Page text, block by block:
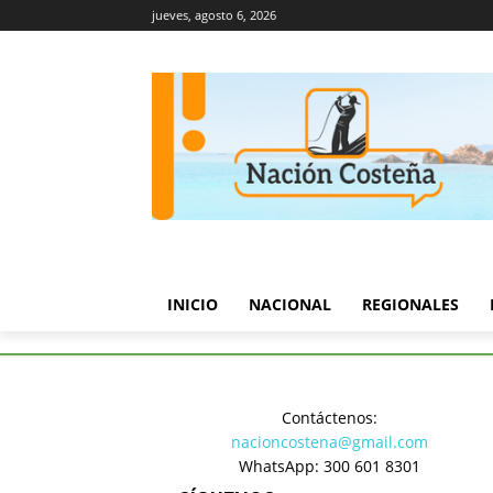
jueves, agosto 6, 2026
INICIO NACIONAL REGIONALES
Regionales
Chris
Contáctenos:
nacioncostena@gmail.com
WhatsApp: 300 601 8301